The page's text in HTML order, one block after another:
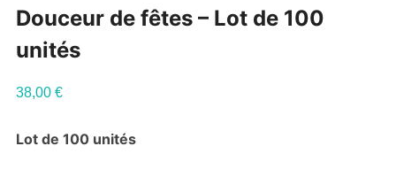
Douceur de fêtes – Lot de 100
unités
38,00 €
Lot de 100 unités